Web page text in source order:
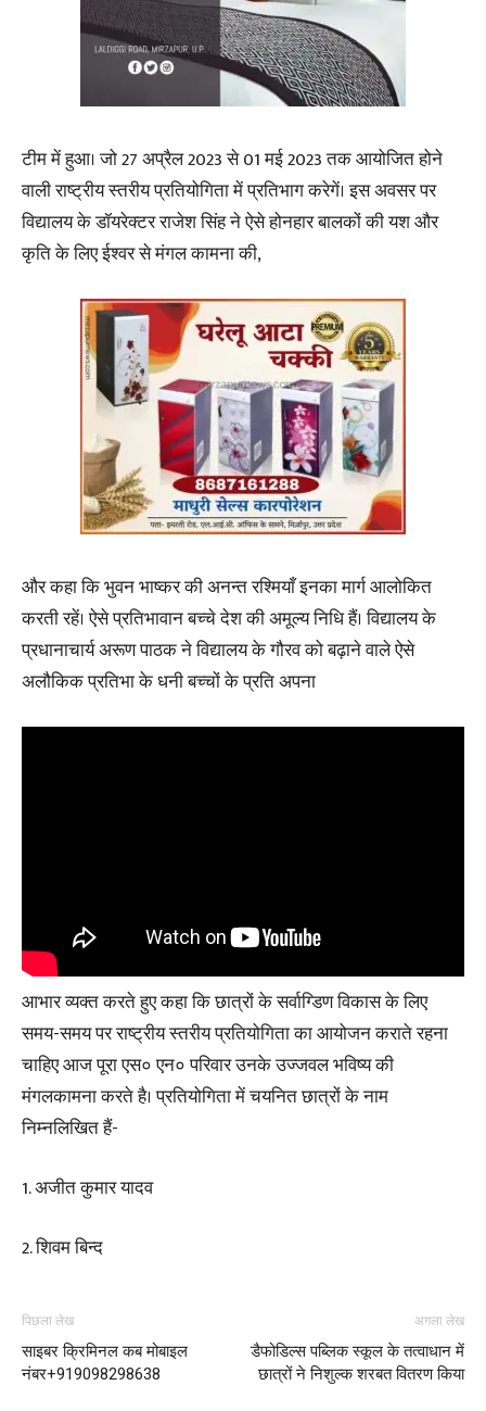
टीम में हुआ। जो 27 अप्रैल 2023 से 01 मई 2023 तक आयोजित होने
वाली राष्ट्रीय स्तरीय प्रतियोगिता में प्रतिभाग करेगें। इस अवसर पर
विद्यालय के डॉयरेक्टर राजेश सिंह ने ऐसे होनहार बालकों की यश और
कृति के लिए ईश्वर से मंगल कामना की,
और कहा कि भुवन भाष्कर की अनन्त रश्मियाँ इनका मार्ग आलोकित
करती रहें। ऐसे प्रतिभावान बच्चे देश की अमूल्य निधि हैं। विद्यालय के
प्रधानाचार्य अरूण पाठक ने विद्यालय के गौरव को बढ़ाने वाले ऐसे
अलौकिक प्रतिभा के धनी बच्चों के प्रति अपना
आभार व्यक्त करते हुए कहा कि छात्रों के सर्वाग्डिण विकास के लिए
समय-समय पर राष्ट्रीय स्तरीय प्रतियोगिता का आयोजन कराते रहना
चाहिए आज पूरा एस० एन० परिवार उनके उज्जवल भविष्य की
मंगलकामना करते है। प्रतियोगिता में चयनित छात्रों के नाम
निम्नलिखित हैं-
1. अजीत कुमार यादव
2. शिवम बिन्द
पिछला लेख
साइबर क्रिमिनल कब मोबाइल
नंबर+919098298638
अगला लेख
डैफोडिल्स पब्लिक स्कूल के तत्वाधान में
छात्रों ने निशुल्क शरबत वितरण किया